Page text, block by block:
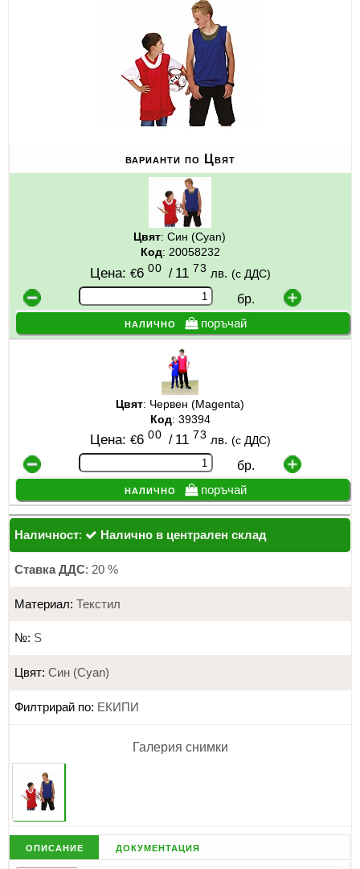
ИЗКУСТВА
СПОРТ
МЕБЕЛИ И ОБОРУДВАНЕ
КНИГИ И УЧЕБНИЦИ
БДП
НОВИ
ПРОМОЦИИ
S.T.E.M.
ИНСТРУМЕНТИ
варианти по Цвят
Цвят: Син (Cyan)
Код: 20058232
Цена: €6 00 / 11 73 лв. (с ДДС)
бр.
налично
поръчай
Цвят: Червен (Magenta)
Код: 39394
Цена: €6 00 / 11 73 лв. (с ДДС)
бр.
налично
поръчай
Наличност: Налично в централен склад
Ставка ДДС: 20 %
Материал: Текстил
№: S
Цвят: Син (Cyan)
Филтрирай по: ЕКИПИ
Галерия снимки
описание документация